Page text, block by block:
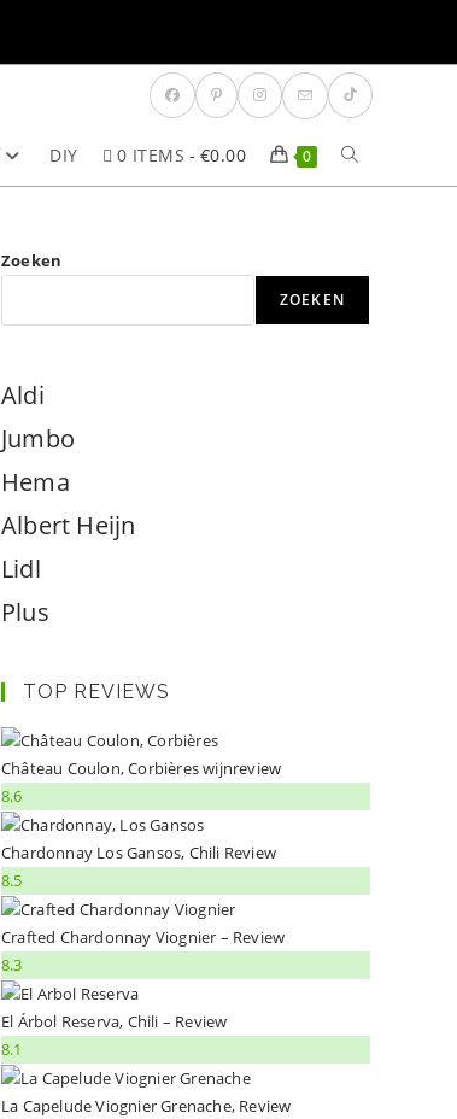
DIY 0 ITEMS €0.00 0 TOGGLE
ZOEKEN
Zoeken
ZOEKEN
Aldi
Jumbo
Hema
Albert Heijn
Lidl
Plus
TOP REVIEWS
Château Coulon, Corbières wijnreview
8.6
Chardonnay Los Gansos, Chili Review
8.5
Crafted Chardonnay Viognier – Review
8.3
El Árbol Reserva, Chili – Review
8.1
La Capelude Viognier Grenache, Review